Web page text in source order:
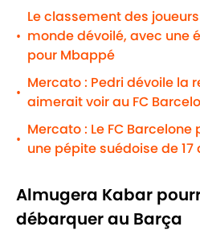
•
Le classement des
monde dévoilé, avec une
pour Mbappé
•
Mercato : Pedri dévoile la
aimerait voir au FC
•
Mercato : Le FC
une pépite suédoise de 17
Almugera Kabar
débarquer au Barça